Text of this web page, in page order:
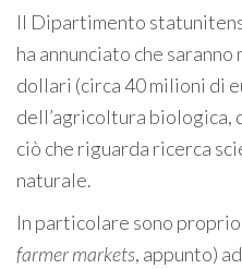
Il Dipartimento
ha annunciato che
dollari (circa 40 milioni di
dell’agricoltura biologica,
ciò che riguarda ricerca
naturale.
In particolare sono
farmer markets, appunto)